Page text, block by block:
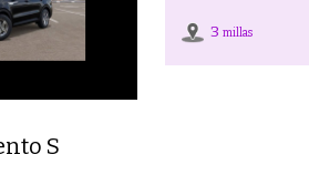
3millas
S